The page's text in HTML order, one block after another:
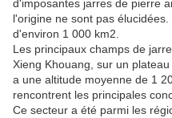
d'imposantes jarres de pierre
l'origine ne sont pas
d'environ 1 000 km2.
Les principaux champs de
Xieng Khouang, sur un
a une altitude moyenne de 1
rencontrent les principales
Ce secteur a été parmi les